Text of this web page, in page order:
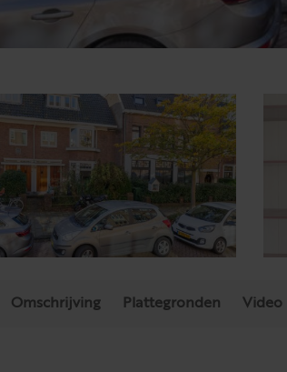
Omschrijving Plattegronden Video